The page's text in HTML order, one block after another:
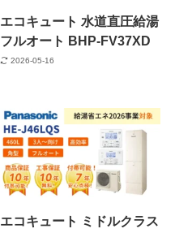
エコキュート 水道直圧給湯
フルオート BHP-FV37XD
2026-05-16
エコキュート ミドルクラス